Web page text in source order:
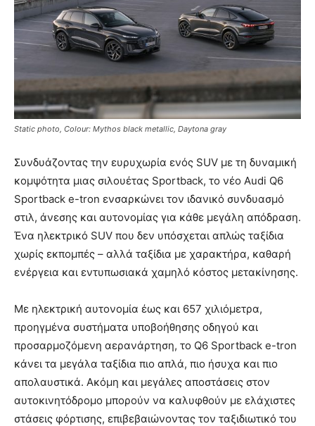
Static photo, Colour: Mythos black metallic, Daytona gray
Συνδυάζοντας την ευρυχωρία ενός SUV με τη δυναμική
κομψότητα μιας σιλουέτας Sportback, το νέο Audi Q6
Sportback e-tron ενσαρκώνει τον ιδανικό συνδυασμό
στιλ, άνεσης και αυτονομίας για κάθε μεγάλη απόδραση.
Ένα ηλεκτρικό SUV που δεν υπόσχεται απλώς ταξίδια
χωρίς εκπομπές – αλλά ταξίδια με χαρακτήρα, καθαρή
ενέργεια και εντυπωσιακά χαμηλό κόστος μετακίνησης.
Με ηλεκτρική αυτονομία έως και 657 χιλιόμετρα,
προηγμένα συστήματα υποβοήθησης οδηγού και
προσαρμοζόμενη αερανάρτηση, το Q6 Sportback e-tron
κάνει τα μεγάλα ταξίδια πιο απλά, πιο ήσυχα και πιο
απολαυστικά. Ακόμη και μεγάλες αποστάσεις στον
αυτοκινητόδρομο μπορούν να καλυφθούν με ελάχιστες
στάσεις φόρτισης, επιβεβαιώνοντας τον ταξιδιωτικό του